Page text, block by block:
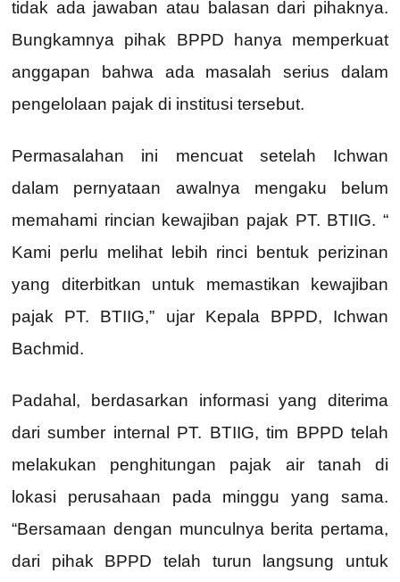
tidak ada jawaban atau balasan dari pihaknya.
Bungkamnya pihak BPPD hanya memperkuat
anggapan bahwa ada masalah serius dalam
pengelolaan pajak di institusi tersebut.
Permasalahan ini mencuat setelah Ichwan
dalam pernyataan awalnya mengaku belum
memahami rincian kewajiban pajak PT. BTIIG. “
Kami perlu melihat lebih rinci bentuk perizinan
yang diterbitkan untuk memastikan kewajiban
pajak PT. BTIIG,” ujar Kepala BPPD, Ichwan
Bachmid.
Padahal, berdasarkan informasi yang diterima
dari sumber internal PT. BTIIG, tim BPPD telah
melakukan penghitungan pajak air tanah di
lokasi perusahaan pada minggu yang sama.
“Bersamaan dengan munculnya berita pertama,
dari pihak BPPD telah turun langsung untuk